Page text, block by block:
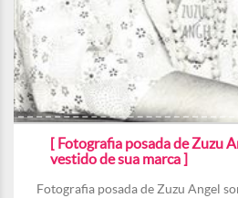
[ Fotografia posada de Zuzu
vestido de sua marca ]
Fotografia posada de Zuzu Angel